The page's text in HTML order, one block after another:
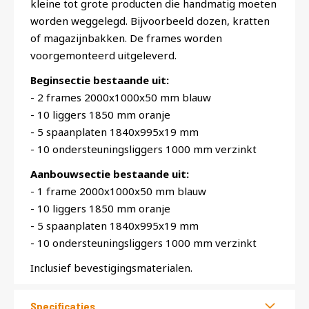
kleine tot grote producten die handmatig moeten
worden weggelegd. Bijvoorbeeld dozen, kratten
of magazijnbakken. De frames worden
voorgemonteerd uitgeleverd.
Beginsectie bestaande uit:
- 2 frames 2000x1000x50 mm blauw
- 10 liggers 1850 mm oranje
- 5 spaanplaten 1840x995x19 mm
- 10 ondersteuningsliggers 1000 mm verzinkt
Aanbouwsectie bestaande uit:
- 1 frame 2000x1000x50 mm blauw
- 10 liggers 1850 mm oranje
- 5 spaanplaten 1840x995x19 mm
- 10 ondersteuningsliggers 1000 mm verzinkt
Inclusief bevestigingsmaterialen.
Specificaties